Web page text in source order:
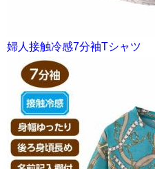
婦人接触冷感7分袖Tシャツ